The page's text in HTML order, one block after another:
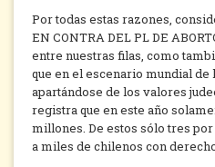
Por todas estas razones,
EN CONTRA DEL PL DE
entre nuestras filas, como
que en el escenario mundial
apartándose de los valores
registra que en este año
millones. De estos sólo tres
a miles de chilenos con